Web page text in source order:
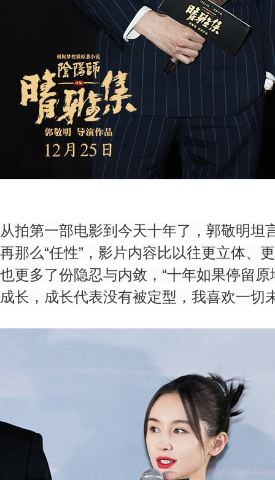
从拍第一部电影到今天十年了，郭敬明坦
再那么“任性”，影片内容比以往更立体、
也更多了份隐忍与内敛，“十年如果停留
成长，成长代表没有被定型，我喜欢一切